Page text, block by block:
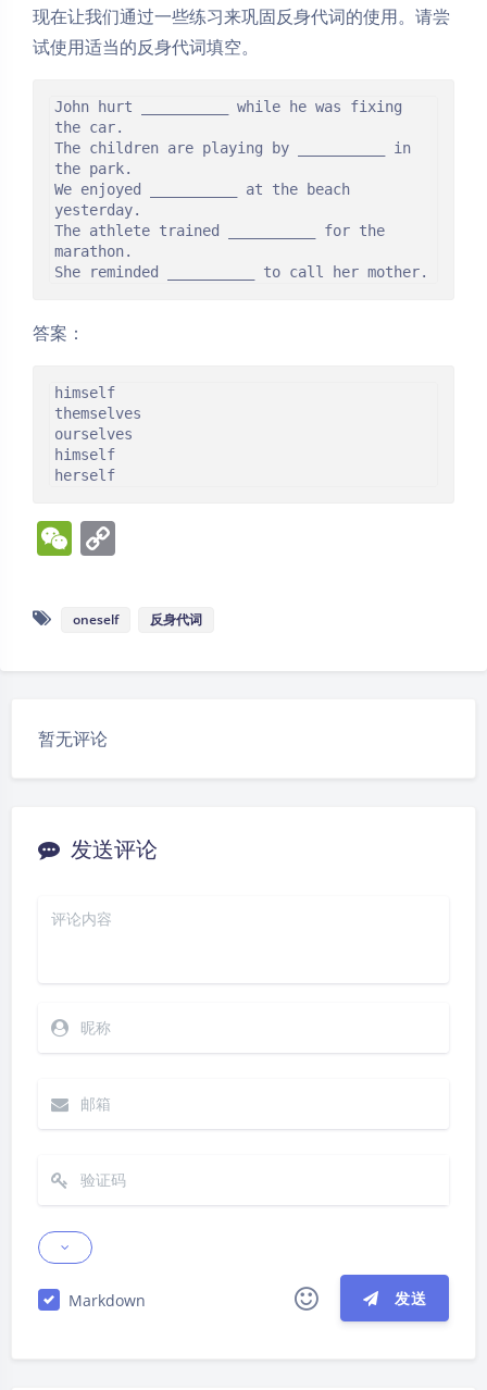
夜间模式
现在让我们通过一些练习来巩固反身代词的使用。请尝
试使用适当的反身代词填空。
John hurt __________ while he was fixing
the car.
The children are playing by __________ in
the park.
We enjoyed __________ at the beach
yesterday.
The athlete trained __________ for the
marathon.
She reminded __________ to call her mother.
答案：
himself
themselves
ourselves
himself
herself
W
C
at
p
Li
oneself 反身代词
暂无评论
发送评论
Markdown 发送
|´・ω・)ノ ヾ(≧∇≦*)ゝ
(☆ω☆)